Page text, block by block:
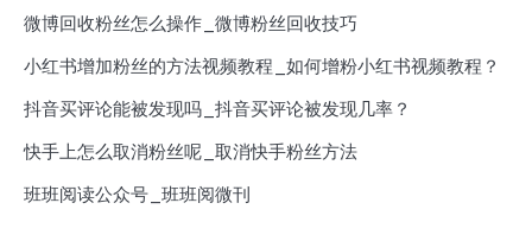
微博回收粉丝怎么操作_微博粉丝回收技巧
小红书增加粉丝的方法视频教程_如何增粉小红书视频教程？
抖音买评论能被发现吗_抖音买评论被发现几率？
快手上怎么取消粉丝呢_取消快手粉丝方法
班班阅读公众号_班班阅微刊